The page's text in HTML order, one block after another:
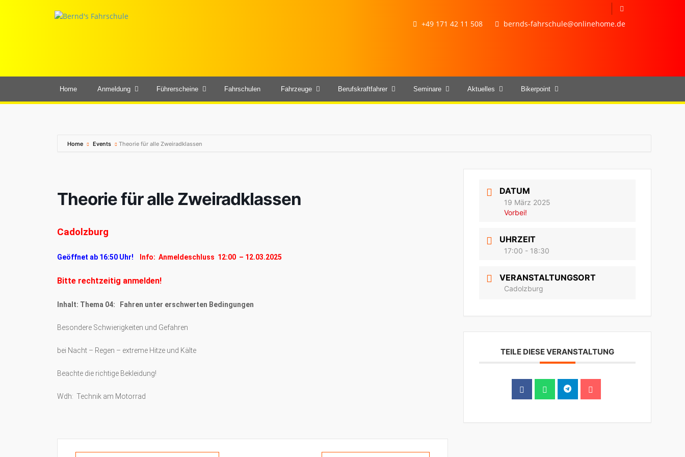
+49 171 42 11 508 bernds-fahrschule@onlinehome.de
Home Anmeldung Führerscheine Fahrschulen Fahrzeuge Berufskraftfahrer Seminare Aktuelles Bikerpoint
Home Events Theorie für alle Zweiradklassen
Theorie für alle Zweiradklassen
Cadolzburg
Geöffnet ab 16:50 Uhr! Info: Anmeldeschluss 12:00 – 12.03.2025
Bitte rechtzeitig anmelden!
Inhalt: Thema 04: Fahren unter erschwerten Bedingungen
Besondere Schwierigkeiten und Gefahren
bei Nacht – Regen – extreme Hitze und Kälte
Beachte die richtige Bekleidung!
Wdh: Technik am Motorrad
DATUM
19 März 2025
Vorbei!
UHRZEIT
17:00 - 18:30
VERANSTALTUNGSORT
Cadolzburg
TEILE DIESE VERANSTALTUNG